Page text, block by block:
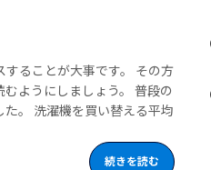
ることが大事です。 その方
ようにしましょう。 普段の
。 洗濯機を買い替える平均
続きを読む